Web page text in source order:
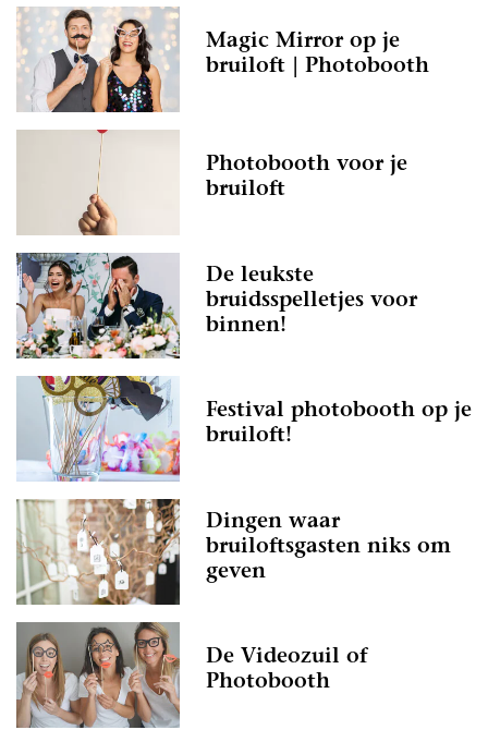
Magic Mirror op je
bruiloft | Photobooth
Photobooth voor je
bruiloft
De leukste
bruidsspelletjes voor
binnen!
Festival photobooth op je
bruiloft!
Dingen waar
bruiloftsgasten niks om
geven
De Videozuil of
Photobooth